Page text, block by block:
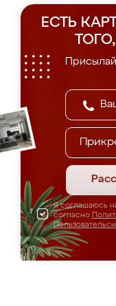
ЕСТЬ
Я соглашаюсь
согласно